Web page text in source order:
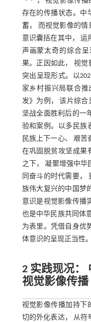
存在的传播状态。中
蓄， 而视觉影像的
意识囊括在其中， 运
声画蒙太奇的综合
果。正因如此， 视
突出呈现形式。以
家乡村振兴局联合
发》为例， 该片综
坚战全面胜利后的一
验和案例。以多民族
民族上下一心、 艰
在巩固脱贫攻坚成果
之下， 凝聚增强中华
同奋斗的时代需要，
族伟大复兴的中国梦
意识是视觉影像传播
也是中华民族共同体
为表里。凭借自身优
体意识的呈现正当性。
2 实践现况：
视觉影像传播
视觉影像传播加持下
切的外化表达， 从符